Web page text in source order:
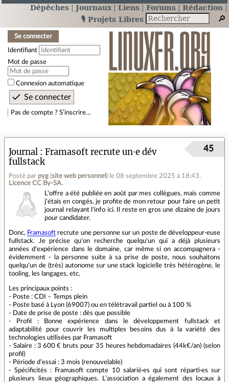
Dépêches Journaux Liens Forums
Rédaction
🎙️ Projets Libres
Se connecter
Identifiant
Mot de passe
Connexion automatique
Pas de compte ? S’inscrire…
Journal
Framasoft recrute un⋅e dév
fullstack
Posté par pyg (site web personnel ) le 08 septembre 2025 à 18:43.
Licence CC By‑SA.
45
L'offre a été publiée en août par mes collègues, mais comme
j'étais en congés, je profite de mon retour pour faire un petit
journal relayant l'info ici. Il reste en gros une dizaine de jours
pour candidater.
Donc, Framasoft recrute une personne sur un poste de développeur⋅euse
fullstack. Je précise qu'on recherche quelqu'un qui a déjà plusieurs
années d'expérience dans le domaine, car même si on accompagnera -
évidemment - la personne suite à sa prise de poste, nous souhaitons
quelqu'un de (très) autonome sur une stack logicielle très hétérogène, le
tooling, les langages, etc.
Les principaux points :
- Poste : CDI – Temps plein
- Poste basé à Lyon (69007) ou en télétravail partiel ou à 100 %
- Date de prise de poste : dès que possible
- Profil : Bonne expérience dans le développement fullstack et
adaptabilité pour couvrir les multiples besoins dus à la variété des
technologies utilisées par Framasoft
- Salaire : 3 600 € bruts pour 35 heures hebdomadaires (44k€/an) (selon
profil)
- Période d’essai : 3 mois (renouvelable)
- Spécificités : Framasoft compte 10 salarié·es qui sont réparti·es sur
plusieurs lieux géographiques. L’association a également des locaux à